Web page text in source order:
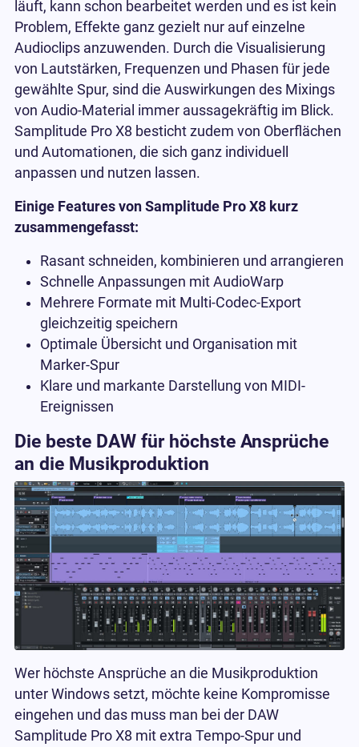
läuft, kann schon bearbeitet werden und es ist kein
Problem, Effekte ganz gezielt nur auf einzelne
Audioclips anzuwenden. Durch die Visualisierung
von Lautstärken, Frequenzen und Phasen für jede
gewählte Spur, sind die Auswirkungen des Mixings
von Audio-Material immer aussagekräftig im Blick.
Samplitude Pro X8 besticht zudem von Oberflächen
und Automationen, die sich ganz individuell
anpassen und nutzen lassen.
Einige Features von Samplitude Pro X8 kurz
zusammengefasst:
Rasant schneiden, kombinieren und arrangieren
Schnelle Anpassungen mit AudioWarp
Mehrere Formate mit Multi-Codec-Export
gleichzeitig speichern
Optimale Übersicht und Organisation mit
Marker-Spur
Klare und markante Darstellung von MIDI-
Ereignissen
Die beste DAW für höchste Ansprüche
an die Musikproduktion
Wer höchste Ansprüche an die Musikproduktion
unter Windows setzt, möchte keine Kompromisse
eingehen und das muss man bei der DAW
Samplitude Pro X8 mit extra Tempo-Spur und